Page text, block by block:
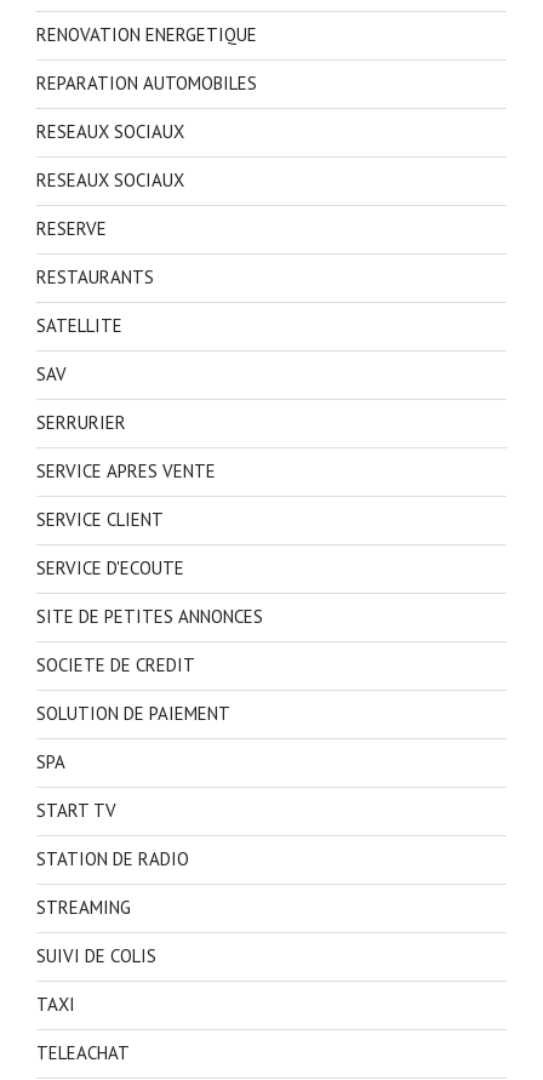
RENOVATION ENERGETIQUE
REPARATION AUTOMOBILES
RESEAUX SOCIAUX
RESEAUX SOCIAUX
RESERVE
RESTAURANTS
SATELLITE
SAV
SERRURIER
SERVICE APRES VENTE
SERVICE CLIENT
SERVICE D'ECOUTE
SITE DE PETITES ANNONCES
SOCIETE DE CREDIT
SOLUTION DE PAIEMENT
SPA
START TV
STATION DE RADIO
STREAMING
SUIVI DE COLIS
TAXI
TELEACHAT